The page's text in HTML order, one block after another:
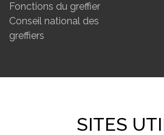
Fonctions du greffier
Conseil national des
greffiers
SITES